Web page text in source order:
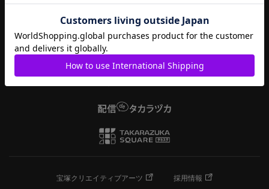
宝塚クリエイティブアーツ
採用情報